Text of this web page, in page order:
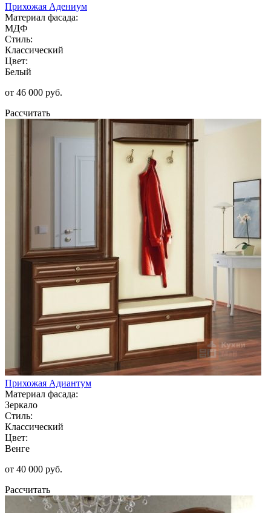
Прихожая Адениум
Материал фасада:
МДФ
Стиль:
Классический
Цвет:
Белый
от 46 000 руб.
Рассчитать
Прихожая Адиантум
Материал фасада:
Зеркало
Стиль:
Классический
Цвет:
Венге
от 40 000 руб.
Рассчитать